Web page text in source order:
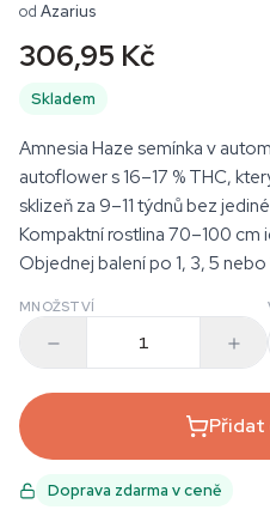
od Azarius
306,95 Kč
Skladem
Amnesia Haze semínka v
autoflower s 16–17 % THC,
sklizeň za 9–11 týdnů bez
Kompaktní rostlina 70–100 cm
Objednej balení po 1, 3, 5 nebo
MNOŽSTVÍ
Přidat
Doprava zdarma v ceně